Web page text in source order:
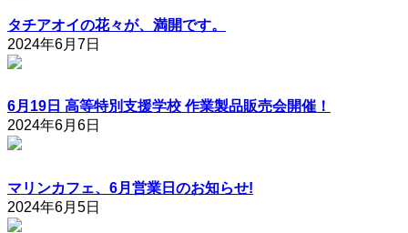
タチアオイの花々が、満開です。
2024年6月7日
6月19日 高等特別支援学校 作業製品販売会開催！
2024年6月6日
マリンカフェ、6月営業日のお知らせ!
2024年6月5日